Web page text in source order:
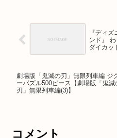
『ディ
ンド』
ダイカッ
劇場版「鬼滅の刃」無限列車編 ジ
ーパズル500ピース【劇場版「鬼滅
刃」無限列車編(3)】
コメント